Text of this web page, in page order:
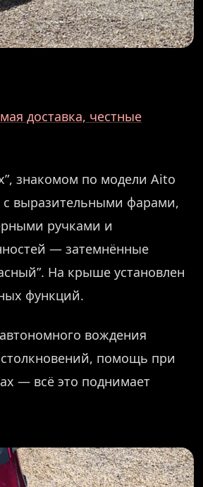
доставка, честные
знакомом по модели Aito
с выразительными фарами,
ручками и
— затемнённые
На крыше установлен
функций.
вождения
помощь при
— всё это поднимает